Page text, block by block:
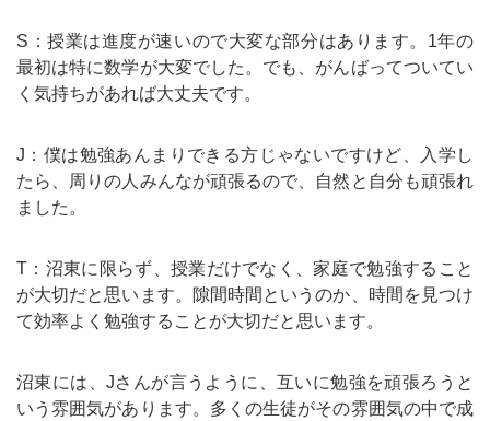
S：授業は進度が速いので大変な部分はあります。1年の
最初は特に数学が大変でした。でも、がんばってついてい
く気持ちがあれば大丈夫です。
J：僕は勉強あんまりできる方じゃないですけど、入学し
たら、周りの人みんなが頑張るので、自然と自分も頑張れ
ました。
T：沼東に限らず、授業だけでなく、家庭で勉強すること
が大切だと思います。隙間時間というのか、時間を見つけ
て効率よく勉強することが大切だと思います。
沼東には、Jさんが言うように、互いに勉強を頑張ろうと
いう雰囲気があります。多くの生徒がその雰囲気の中で成